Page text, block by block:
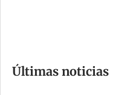
m
Últimas noticias